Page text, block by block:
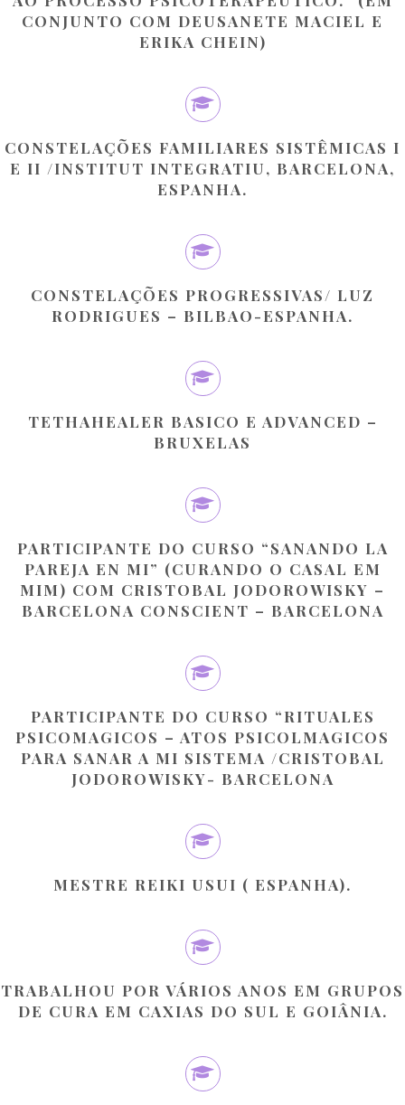
CONJUNTO COM DEUSANETE MACIEL E
ERIKA CHEIN)
CONSTELAÇÕES FAMILIARES SISTÊMICAS I
E II /INSTITUT INTEGRATIU, BARCELONA,
ESPANHA.
CONSTELAÇÕES PROGRESSIVAS/ LUZ
RODRIGUES – BILBAO-ESPANHA.
TETHAHEALER BASICO E ADVANCED –
BRUXELAS
PARTICIPANTE DO CURSO “SANANDO LA
PAREJA EN MI” (CURANDO O CASAL EM
MIM) COM CRISTOBAL JODOROWISKY –
BARCELONA CONSCIENT – BARCELONA
PARTICIPANTE DO CURSO “RITUALES
PSICOMAGICOS – ATOS PSICOLMAGICOS
PARA SANAR A MI SISTEMA /CRISTOBAL
JODOROWISKY- BARCELONA
MESTRE REIKI USUI ( ESPANHA).
TRABALHOU POR VÁRIOS ANOS EM GRUPOS
DE CURA EM CAXIAS DO SUL E GOIÂNIA.